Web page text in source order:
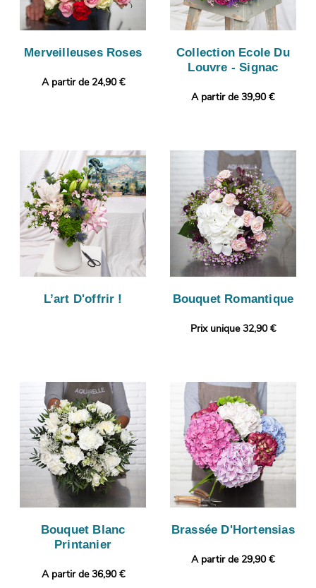
Merveilleuses Roses
A partir de 24,90 €
Collection Ecole Du
Louvre - Signac
A partir de 39,90 €
L’art D'offrir ! Bouquet Romantique
Prix unique 32,90 €
Bouquet Blanc
Printanier
A partir de 36,90 €
Brassée D'Hortensias
A partir de 29,90 €